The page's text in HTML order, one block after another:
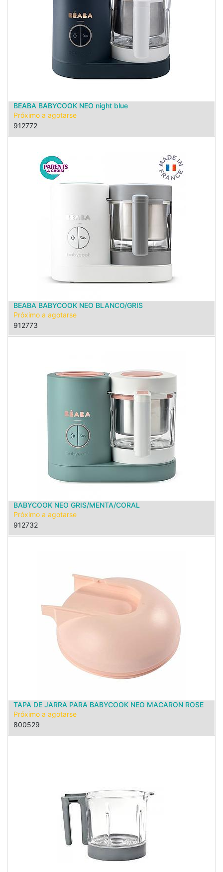
BEABA BABYCOOK NEO night blue
Próximo a agotarse
912772
BEABA BABYCOOK NEO BLANCO/GRIS
Próximo a agotarse
912773
BABYCOOK NEO GRIS/MENTA/CORAL
Próximo a agotarse
912732
TAPA DE JARRA PARA BABYCOOK NEO MACARON ROSE
Próximo a agotarse
800529